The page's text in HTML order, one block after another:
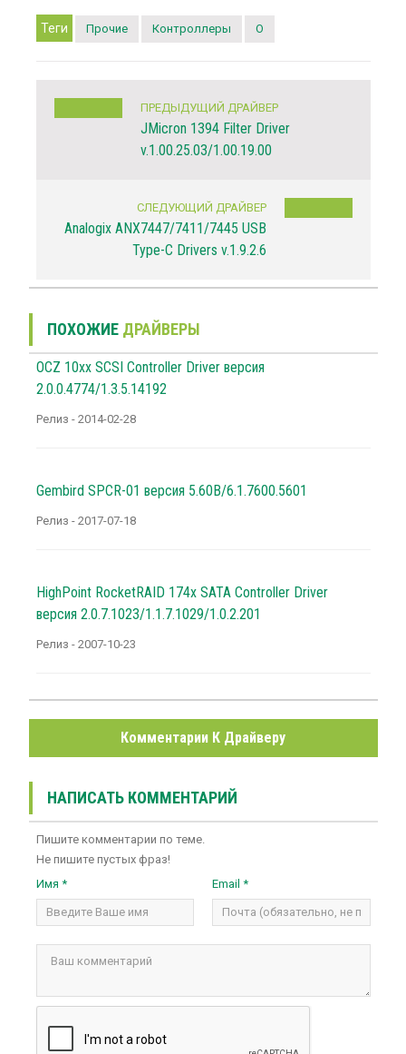
Теги Прочие Контроллеры O
ПРЕДЫДУЩИЙ ДРАЙВЕР
JMicron 1394 Filter Driver
v.1.00.25.03/1.00.19.00
СЛЕДУЮЩИЙ ДРАЙВЕР
Analogix ANX7447/7411/7445 USB
Type-C Drivers v.1.9.2.6
ПОХОЖИЕ ДРАЙВЕРЫ
OCZ 10xx SCSI Controller Driver версия
2.0.0.4774/1.3.5.14192
Релиз - 2014-02-28
Gembird SPCR-01 версия 5.60B/6.1.7600.5601
Релиз - 2017-07-18
HighPoint RocketRAID 174x SATA Controller Driver
версия 2.0.7.1023/1.1.7.1029/1.0.2.201
Релиз - 2007-10-23
Комментарии К Драйверу
НАПИСАТЬ КОММЕНТАРИЙ
Пишите комментарии по теме.
Не пишите пустых фраз!
Имя *
Email *